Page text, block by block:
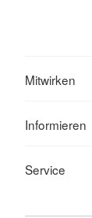
Mitwirken
Informieren
Service